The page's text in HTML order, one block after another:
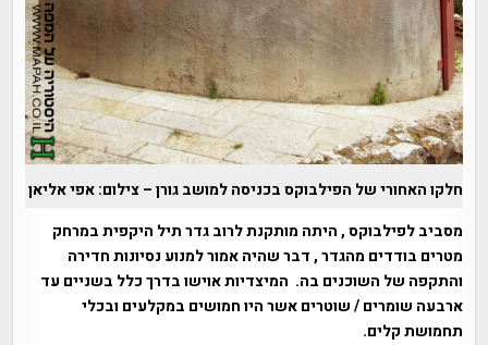
חלקו האחורי של הפילבוקס בכניסה למושב גורן – צילום: אפי אליאן
מסביב לפילבוקס , היתה מותקנת לרוב גדר תיל היקפית במרחק
מטרים בודדים מהגדר , דבר שהיה אמור למנוע נסיונות חדירה
והתקפה של השוכנים בה. המיצדיות אוישו בדרך כלל בשניים עד
ארבעה שומרים / שוטרים אשר היו חמושים במקלעים ובכלי
תחמושת קלים.